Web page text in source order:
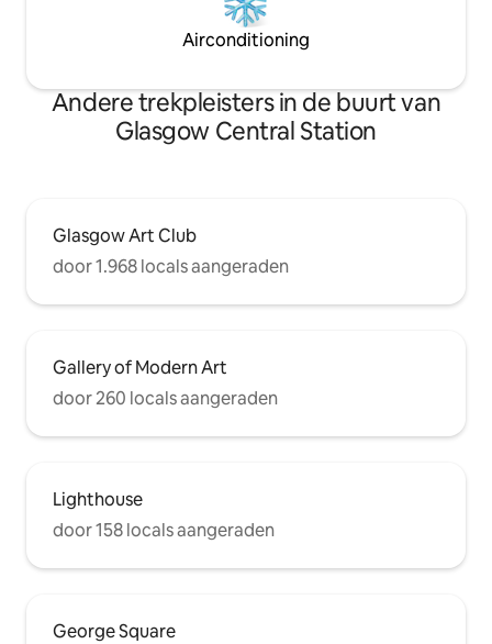
Airconditioning
Andere trekpleisters in de buurt van
Glasgow Central Station
Glasgow Art Club
door 1.968 locals aangeraden
Gallery of Modern Art
door 260 locals aangeraden
Lighthouse
door 158 locals aangeraden
George Square